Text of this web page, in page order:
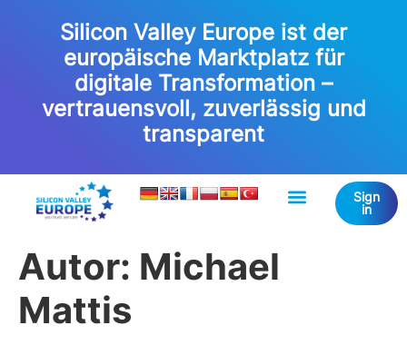
Silicon Valley Europe ist der
europäische Marktplatz für
digitale Transformation –
vertrauensvoll, zuverlässig und
transparent
Sign
in
Autor: Michael
Mattis